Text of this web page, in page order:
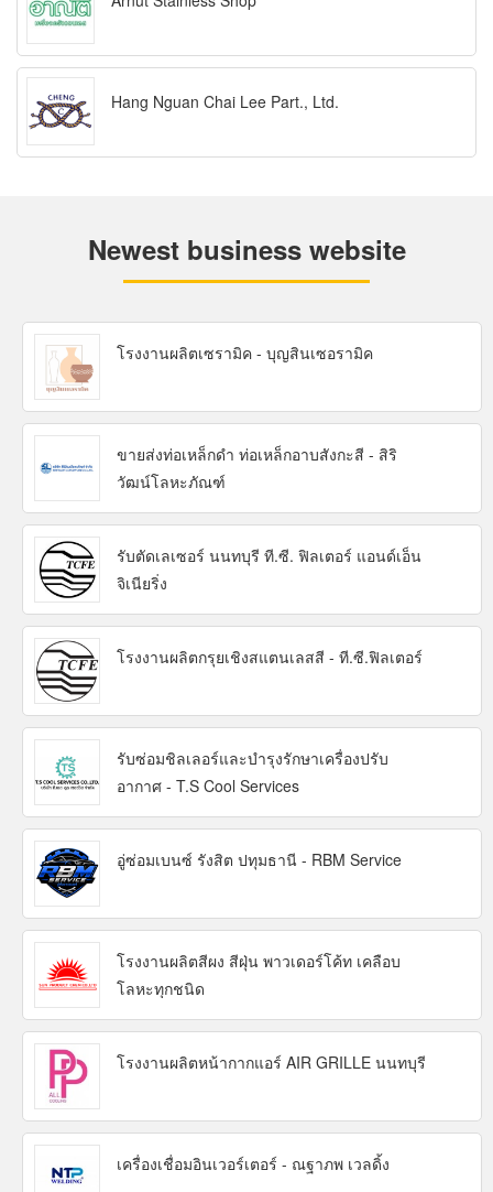
Hang Nguan Chai Lee Part., Ltd.
Newest business website
โรงงานผลิตเซรามิค - บุญสินเซอรามิค
ขายส่งท่อเหล็กดำ ท่อเหล็กอาบสังกะสี - สิริ
วัฒน์โลหะภัณฑ์
รับตัดเลเซอร์ นนทบุรี ที.ซี. ฟิลเตอร์ แอนด์เอ็น
จิเนียริ่ง
โรงงานผลิตกรุยเชิงสแตนเลสสี - ที.ซี.ฟิลเตอร์
รับซ่อมชิลเลอร์และบำรุงรักษาเครื่องปรับ
อากาศ - T.S Cool Services
อู่ซ่อมเบนซ์ รังสิต ปทุมธานี - RBM Service
โรงงานผลิตสีผง สีฝุ่น พาวเดอร์โค้ท เคลือบ
โลหะทุกชนิด
โรงงานผลิตหน้ากากแอร์ AIR GRILLE นนทบุรี
เครื่องเชื่อมอินเวอร์เตอร์ - ณฐาภพ เวลดิ้ง